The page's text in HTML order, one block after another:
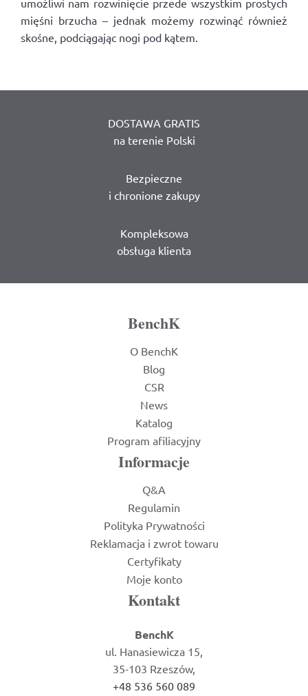
umożliwi nam rozwinięcie przede wszystkim prostych
mięśni brzucha – jednak możemy rozwinąć również
skośne, podciągając nogi pod kątem.
DOSTAWA GRATIS
na terenie Polski
Bezpieczne
i chronione zakupy
Kompleksowa
obsługa klienta
BenchK
O BenchK
Blog
CSR
News
Katalog
Program afiliacyjny
Informacje
Q&A
Regulamin
Polityka Prywatności
Reklamacja i zwrot towaru
Certyfikaty
Moje konto
Kontakt
BenchK
ul. Hanasiewicza 15,
35-103 Rzeszów,
+48 536 560 089